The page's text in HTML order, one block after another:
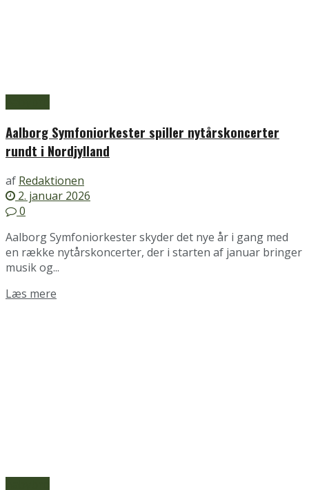
Aalborg Symfoniorkester spiller nytårskoncerter
rundt i Nordjylland
af Redaktionen
2. januar 2026
0
Aalborg Symfoniorkester skyder det nye år i gang med
en række nytårskoncerter, der i starten af januar bringer
musik og...
Læs mere